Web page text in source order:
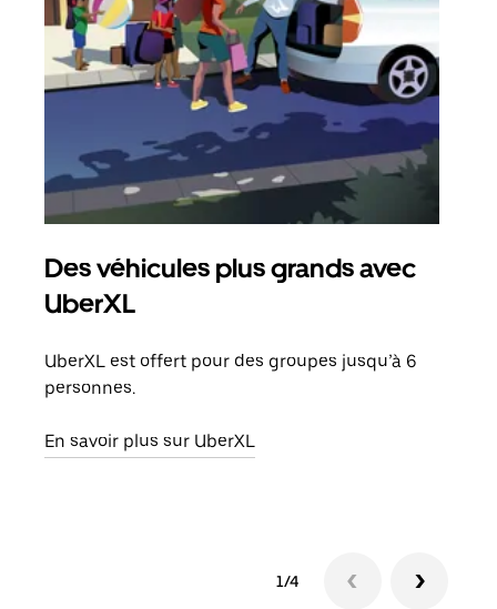
Des véhicules plus grands avec
UberXL
UberXL est offert pour des groupes jusqu’à 6
personnes.
En savoir plus sur UberXL
1/4